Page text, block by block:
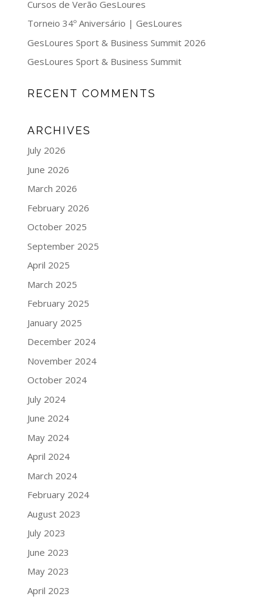
Cursos de Verão GesLoures
Torneio 34º Aniversário | GesLoures
GesLoures Sport & Business Summit 2026
GesLoures Sport & Business Summit
RECENT COMMENTS
ARCHIVES
July 2026
June 2026
March 2026
February 2026
October 2025
September 2025
April 2025
March 2025
February 2025
January 2025
December 2024
November 2024
October 2024
July 2024
June 2024
May 2024
April 2024
March 2024
February 2024
August 2023
July 2023
June 2023
May 2023
April 2023